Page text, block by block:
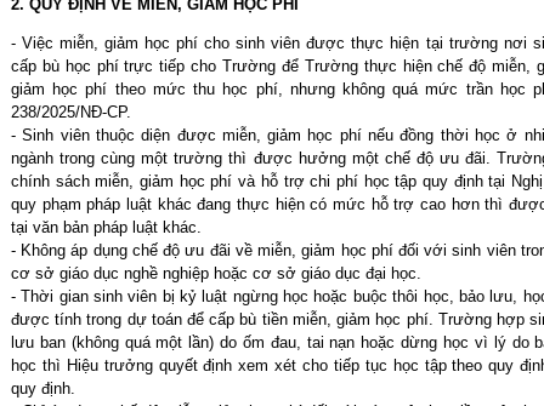
2. QUY ĐỊNH VỀ MIỄN, GIẢM HỌC PHÍ
- Việc miễn, giảm học phí cho sinh viên được thực hiện tại trường nơi
cấp bù học phí trực tiếp cho Trường để Trường thực hiện chế độ miễn,
giảm học phí theo mức thu học phí, nhưng không quá mức trần học
238/2025/NĐ-CP.
- Sinh viên thuộc diện được miễn, giảm học phí nếu đồng thời học ở
ngành trong cùng một trường thì được hưởng một chế độ ưu đãi.
chính sách miễn, giảm học phí và hỗ trợ chi phí học tập quy định tại
quy phạm pháp luật khác đang thực hiện có mức hỗ trợ cao hơn thì
tại văn bản pháp luật khác.
- Không áp dụng chế độ ưu đãi về miễn, giảm học phí đối với sinh viên
cơ sở giáo dục nghề nghiệp hoặc cơ sở giáo dục đại học.
- Thời gian sinh viên bị kỷ luật ngừng học hoặc buộc thôi học, bảo lưu,
được tính trong dự toán để cấp bù tiền miễn, giảm học phí. Trường hợp
lưu ban (không quá một lần) do ốm đau, tai nạn hoặc dừng học vì lý do
học thì Hiệu trưởng quyết định xem xét cho tiếp tục học tập theo quy
quy định.